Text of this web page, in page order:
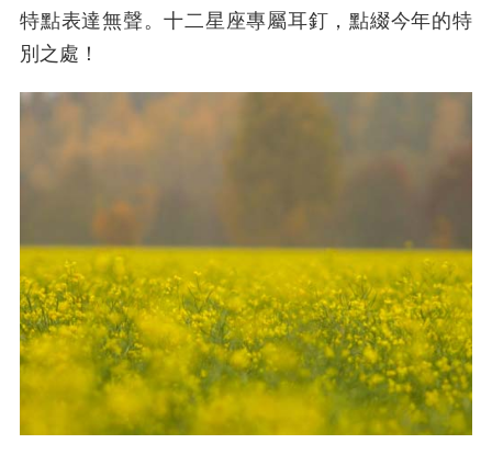
特點表達無聲。十二星座專屬耳釘，點綴今年的特
別之處！